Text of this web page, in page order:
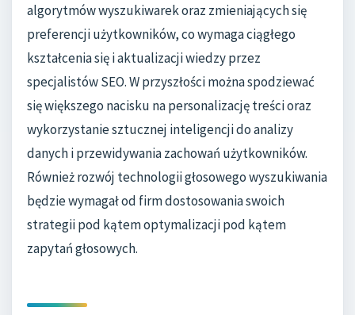
algorytmów wyszukiwarek oraz zmieniających się
preferencji użytkowników, co wymaga ciągłego
kształcenia się i aktualizacji wiedzy przez
specjalistów SEO. W przyszłości można spodziewać
się większego nacisku na personalizację treści oraz
wykorzystanie sztucznej inteligencji do analizy
danych i przewidywania zachowań użytkowników.
Również rozwój technologii głosowego wyszukiwania
będzie wymagał od firm dostosowania swoich
strategii pod kątem optymalizacji pod kątem
zapytań głosowych.